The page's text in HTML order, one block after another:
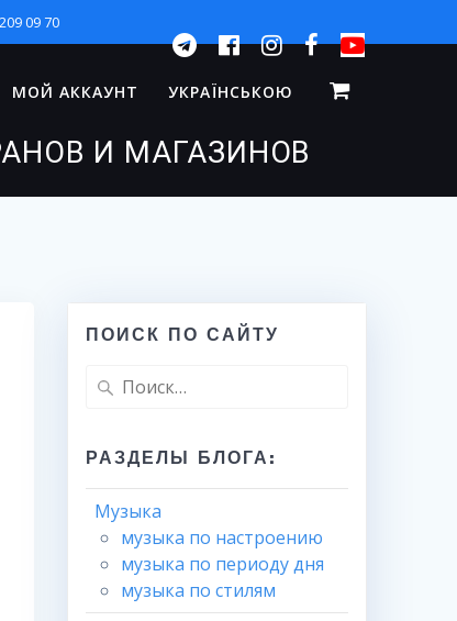
09 70
МОЙ АККАУНТ УКРАЇНСЬКОЮ
И МАГАЗИНОВ
ПОИСК ПО САЙТУ
Найти:
РАЗДЕЛЫ БЛОГА:
Музыка
музыка по настроению
музыка по периоду дня
музыка по стилям